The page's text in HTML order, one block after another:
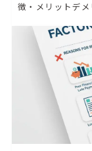
徴・メリットデ